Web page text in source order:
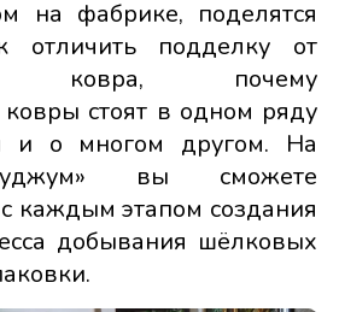
на фабрике, поделятся
отличить подделку от
ковра, почему
стоят в одном ряду
и о многом другом. На
вы сможете
каждым этапом создания
добывания шёлковых